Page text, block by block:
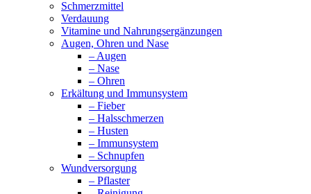
Schmerzmittel
Verdauung
Vitamine und Nahrungsergänzungen
Augen, Ohren und Nase
– Augen
– Nase
– Ohren
Erkältung und Immunsystem
– Fieber
– Halsschmerzen
– Husten
– Immunsystem
– Schnupfen
Wundversorgung
– Pflaster